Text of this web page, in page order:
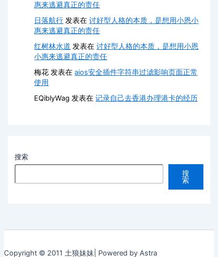
惠来逃避真正的责任
日落航行 发表在讨好型人格的本质，是想用小恩小
惠来逃避真正的责任
红树林水道 发表在讨好型人格的本质，是想用小恩
小惠来逃避真正的责任
梅花 发表在aios安全插件字符串过滤影响页面正常
使用
EQiblyWag 发表在记录自己去香港办理港卡的经历
搜索
搜
索
Copyright © 2011 土狼妹妹| Powered by Astra